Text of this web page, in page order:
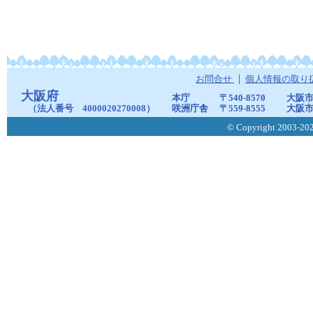
お問合せ 個人情報の取り
大阪府
（法人番号 4000020270008）
本庁 〒540-8570
大阪
咲洲庁舎
〒559-8555
大阪
© Copyright 2003-